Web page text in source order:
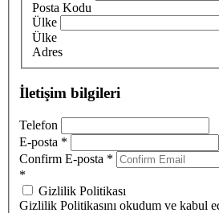
Posta Kodu
Ülke
Ülke
Adres
İletişim bilgileri
Telefon
E-posta *
Confirm E-posta *
*
Gizlilik Politikası
Gizlilik Politikasını okudum ve kabul